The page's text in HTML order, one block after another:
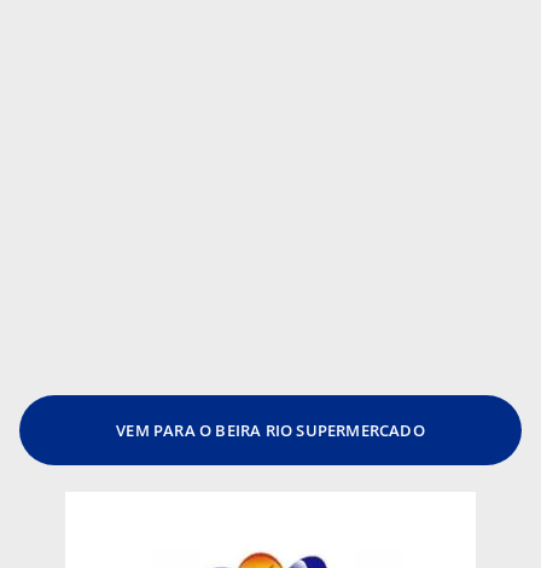
VEM PARA O BEIRA RIO SUPERMERCADO